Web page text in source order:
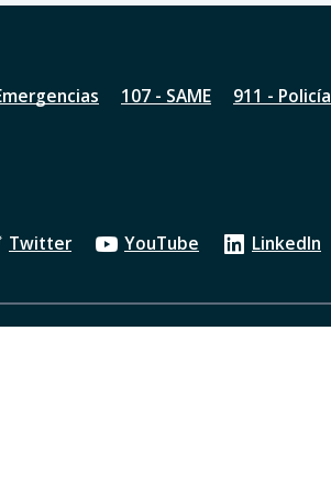
107 - SAME 911 - Policía
Twitter YouTube LinkedIn